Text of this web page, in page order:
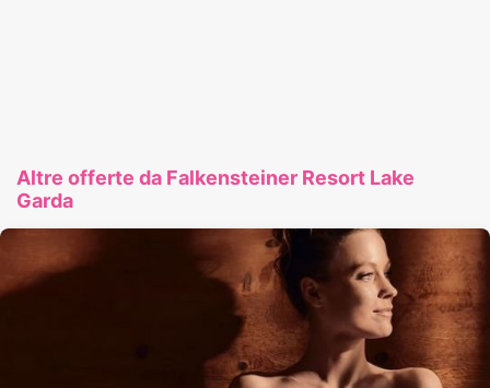
Altre offerte da Falkensteiner Resort Lake
Garda